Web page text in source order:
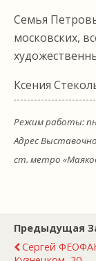
Семья
московских,
Ксения
Режим работы: пн.
Адрес
ст. метро
Предыдущая
Сергей